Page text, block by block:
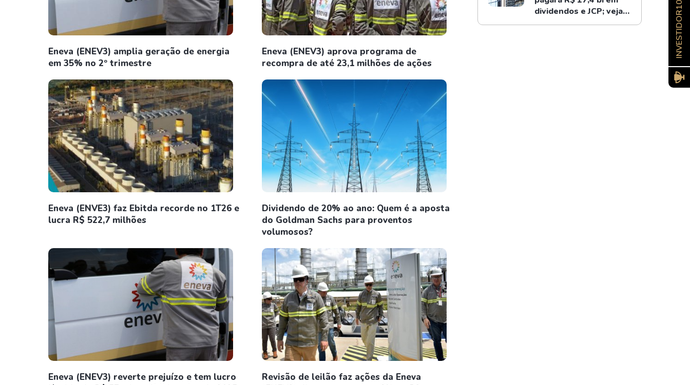
Eneva (ENEV3) amplia geração de energia
em 35% no 2º trimestre
Eneva (ENEV3) aprova programa de
recompra de até 23,1 milhões de ações
Eneva (ENVE3) faz Ebitda recorde no 1T26 e
lucra R$ 522,7 milhões
Dividendo de 20% ao ano: Quem é a aposta
do Goldman Sachs para proventos
volumosos?
Eneva (ENEV3) reverte prejuízo e tem lucro
Revisão de leilão faz ações da Eneva
dividendos e JCP; veja
como receber
INVESTIDOR10 PRO